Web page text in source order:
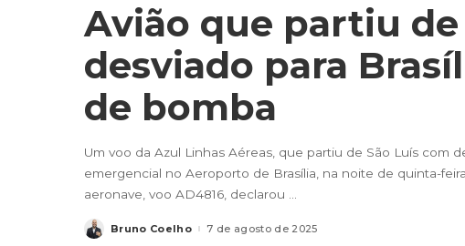
Avião que partiu de
desviado para
de bomba
Um voo da Azul Linhas Aéreas, que partiu de São Luís com
emergencial no Aeroporto de Brasília, na noite de quinta-
aeronave, voo AD4816, declarou ...
Posted
by
Bruno Coelho 7 de agosto de 2025